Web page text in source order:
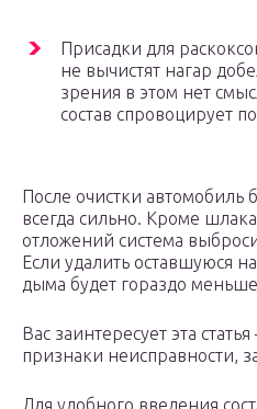
Присадки для
не вычистят нагар
зрения в этом нет
состав спровоцирует
После очистки автомобиль
всегда сильно. Кроме
отложений система
Если удалить оставшуюся
дыма будет гораздо
Вас заинтересует эта
признаки неисправности,
Для удобного введения